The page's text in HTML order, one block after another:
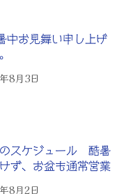
中お見舞い申し上げ
8月3日
のスケジュール 酷暑
ず、お盆も通常営業
8月2日